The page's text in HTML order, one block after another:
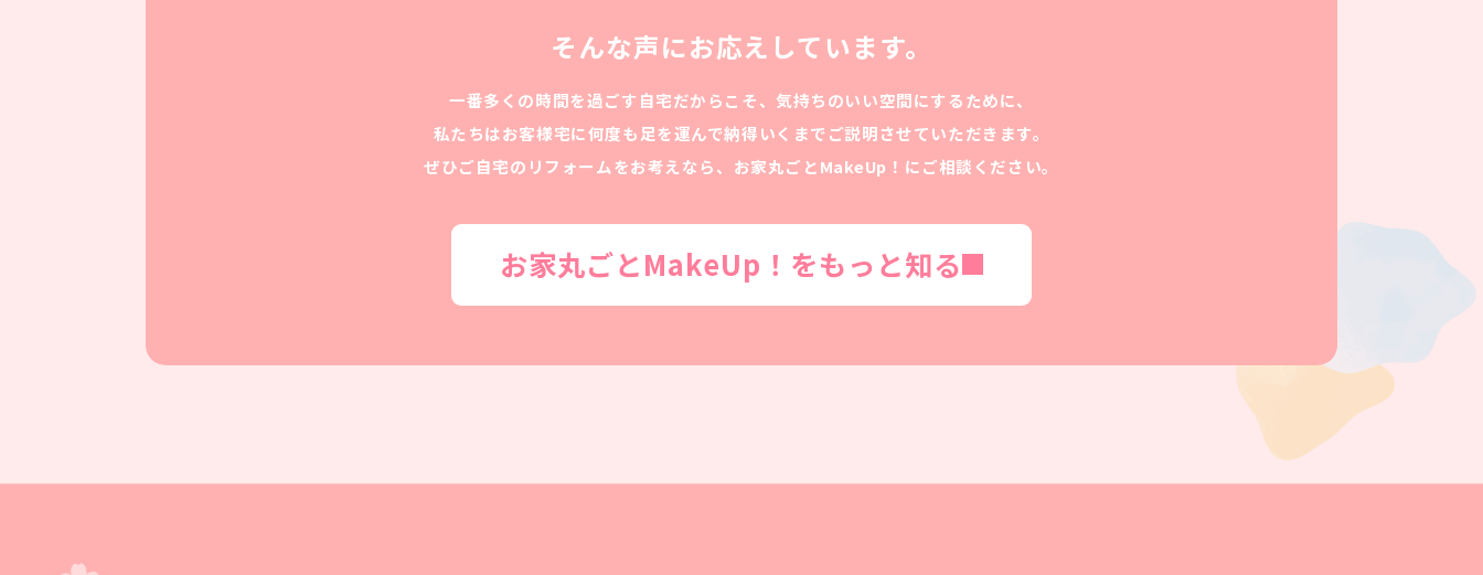
そんな声にお応えしています。
一番多くの時間を過ごす自宅だからこそ、気持ちのいい空間にするために、
私たちはお客様宅に何度も足を運んで納得いくまでご説明させていただきます。
ぜひご自宅のリフォームをお考えなら、お家丸ごとMakeUp！にご相談ください。
お家丸ごとMakeUp！をもっと知る